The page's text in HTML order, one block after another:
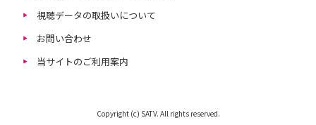
視聴データの取扱いについて
お問い合わせ
当サイトのご利用案内
Copyright (c) SATV. All rights reserved.